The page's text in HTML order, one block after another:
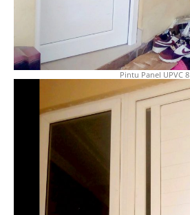
Pintu Panel UPVC 8